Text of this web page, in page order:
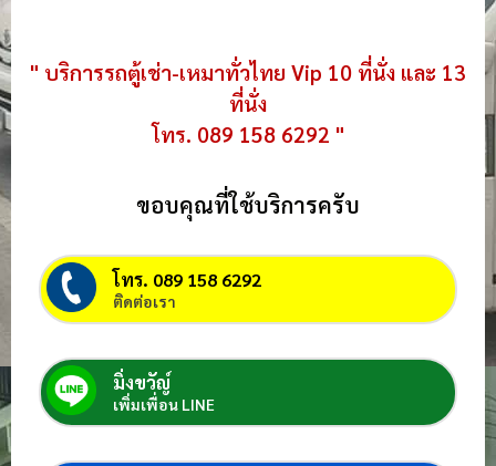
" บริการรถตู้เช่า-เหมาทั่วไทย Vip 10 ที่นั่ง และ 13
ที่นั่ง
โทร. 089 158 6292 "
ขอบคุณที่ใช้บริการครับ
โทร. 089 158 6292
ติดต่อเรา
มิ่งขวัญ์
เพิ่มเพื่อน LINE